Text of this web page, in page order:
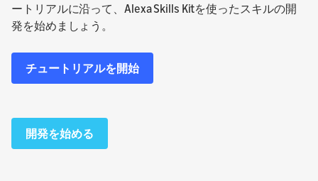
ートリアルに沿って、Alexa Skills Kitを使ったスキルの開
発を始めましょう。
チュートリアルを開始
開発を始める